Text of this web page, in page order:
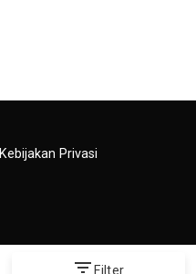
filter_listFilter
Kebijakan Privasi